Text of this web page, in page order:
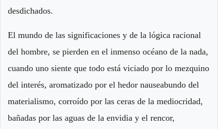
desdichados.
El mundo de las significaciones y de la lógica racional
del hombre, se pierden en el inmenso océano de la nada,
cuando uno siente que todo está viciado por lo mezquino
del interés, aromatizado por el hedor nauseabundo del
materialismo, corroído por las ceras de la mediocridad,
bañadas por las aguas de la envidia y el rencor,